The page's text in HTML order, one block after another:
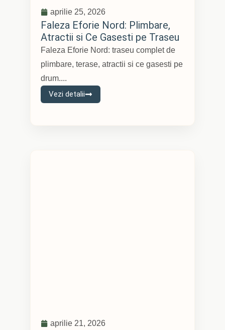
aprilie 25, 2026
Faleza Eforie Nord: Plimbare,
Atractii si Ce Gasesti pe Traseu
Faleza Eforie Nord: traseu complet de
plimbare, terase, atractii si ce gasesti pe
drum....
Vezi detalii
aprilie 21, 2026